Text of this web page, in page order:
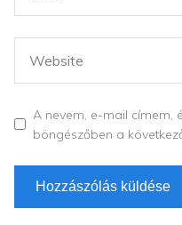
A nevem, e-mail címem,
böngészőben a